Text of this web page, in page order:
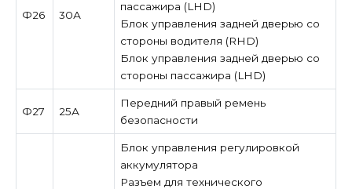
Ф26 30А
пассажира (LHD)
Блок управления задней дверью со
стороны водителя (RHD)
Блок управления задней дверью со
стороны пассажира (LHD)
Ф27 25А
Передний правый ремень
безопасности
Блок управления регулировкой
аккумулятора
Разъем для технического